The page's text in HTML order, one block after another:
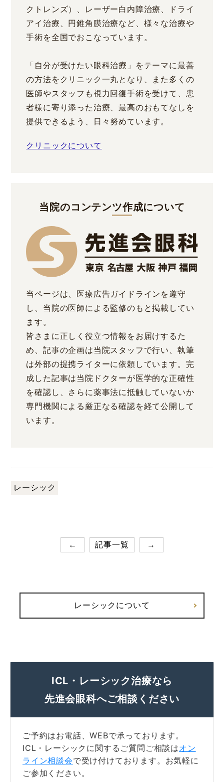
クトレンズ）、レーザー白内障治療、ドライ
アイ治療、円錐角膜治療など、様々な治療や
手術を全国でおこなっています。
「自分が受けたい眼科治療」をテーマに最善
の方法をクリニック一丸となり、また多くの
医師やスタッフも視力回復手術を受けて、患
者様に寄り添った治療、最高のおもてなしを
提供できるよう、日々努めています。
クリニックについて
当院のコンテンツ作成について
当ページは、医療広告ガイドラインを遵守
し、当院の医師による監修のもと掲載してい
ます。
皆さまに正しく役立つ情報をお届けするた
め、記事の企画は当院スタッフで行い、執筆
は外部の提携ライターに依頼しています。完
成した記事は当院ドクターが医学的な正確性
を確認し、さらに薬事法に抵触していないか
専門機関による厳正なる確認を経て公開して
います。
レーシック
← 記事一覧 →
レーシックについて
ICL・レーシック治療なら
先進会眼科へご相談ください
ご予約はお電話、WEBで承っております。
ICL・レーシックに関するご質問ご相談はオン
ライン相談会で受け付けております。お気軽に
ご参加ください。